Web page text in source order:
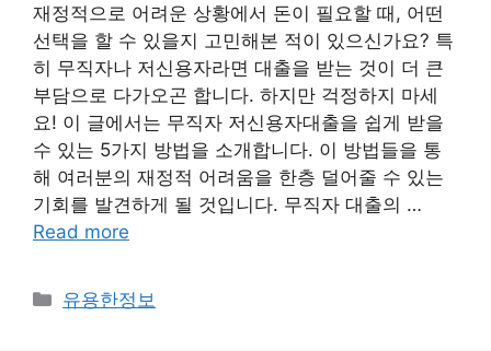
재정적으로 어려운 상황에서 돈이 필요할 때, 어떤
선택을 할 수 있을지 고민해본 적이 있으신가요? 특
히 무직자나 저신용자라면 대출을 받는 것이 더 큰
부담으로 다가오곤 합니다. 하지만 걱정하지 마세
요! 이 글에서는 무직자 저신용자대출을 쉽게 받을
수 있는 5가지 방법을 소개합니다. 이 방법들을 통
해 여러분의 재정적 어려움을 한층 덜어줄 수 있는
기회를 발견하게 될 것입니다. 무직자 대출의 …
Read more
카
유용한정보